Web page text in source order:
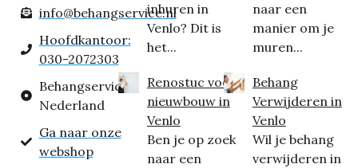
info@behangservice.nl
Hoofdkantoor:
030-2072303
Behangservice
Nederland
Ga naar onze
webshop
inhuren in
Venlo? Dit is
het...
Renostuc voor
nieuwbouw in
Venlo
Ben je op zoek
naar een
naar een
manier om je
muren...
Behang
Verwijderen in
Venlo
Wil je behang
verwijderen in